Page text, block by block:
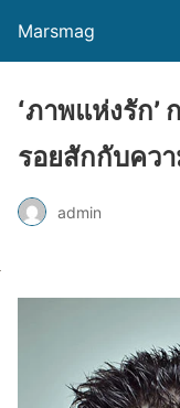
Marsmag
‘ภาพแห่งรัก’
รอยสักกับควา
admin